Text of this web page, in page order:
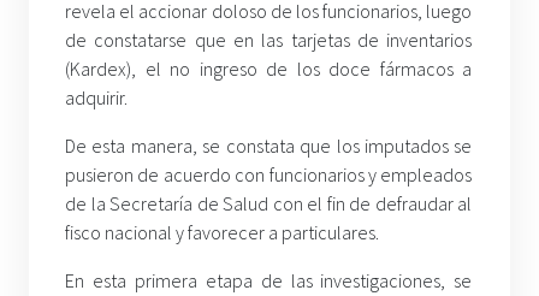
revela el accionar doloso de los funcionarios, luego
de constatarse que en las tarjetas de inventarios
(Kardex), el no ingreso de los doce fármacos a
adquirir.
De esta manera, se constata que los imputados se
pusieron de acuerdo con funcionarios y empleados
de la Secretaría de Salud con el fin de defraudar al
fisco nacional y favorecer a particulares.
En esta primera etapa de las investigaciones, se